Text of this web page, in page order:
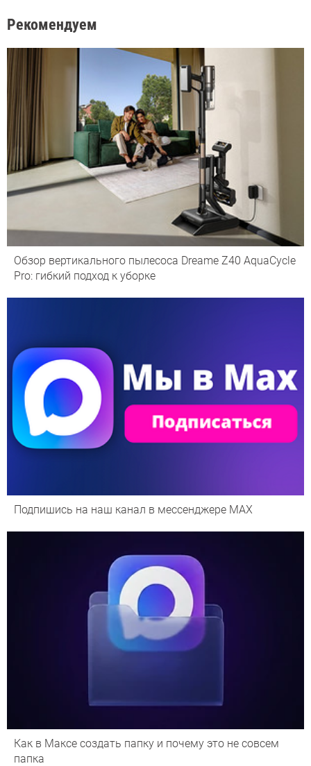
Рекомендуем
Обзор вертикального пылесоса Dreame Z40 AquaCycle
Pro: гибкий подход к уборке
Подпишись на наш канал в мессенджере МАХ
Как в Максе создать папку и почему это не совсем
папка